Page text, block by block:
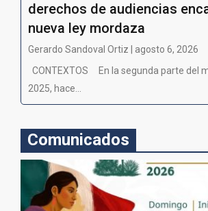
derechos de audiencias
nueva ley mordaza
Gerardo Sandoval Ortiz | agosto 6, 2026
CONTEXTOS En la segunda parte del
2025, hace...
Comunicados